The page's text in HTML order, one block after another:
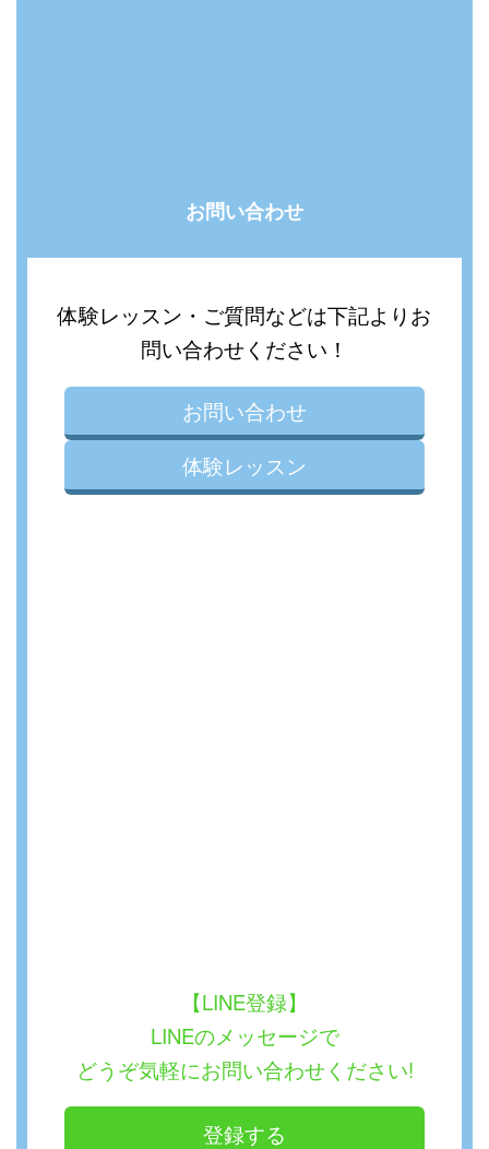
お問い合わせ
体験レッスン・ご質問などは下記よりお
問い合わせください！
お問い合わせ
体験レッスン
【LINE登録】
LINEのメッセージで
どうぞ気軽にお問い合わせください!
登録する